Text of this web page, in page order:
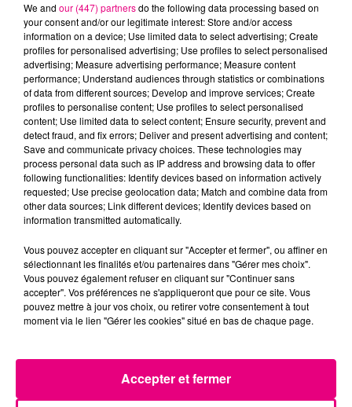
Cancer Lion Vierge
Balance Scorpion Sagittaire
LE TOP
We and our (447) partnersdo the following data processing based on
your consent and/or our legitimate interest: Store and/or access
information on a device; Use limited data to select advertising; Create
profiles for personalised advertising; Use profiles to select personalised
advertising; Measure advertising performance; Measure content
performance; Understand audiences through statistics or combinations
of data from different sources; Develop and improve services; Create
profiles to personalise content; Use profiles to select personalised
content; Use limited data to select content; Ensure security, prevent and
detect fraud, and fix errors; Deliver and present advertising and content;
Save and communicate privacy choices. These technologies may
process personal data such as IP address and browsing data to offer
following functionalities: Identify devices based on information actively
requested; Use precise geolocation data; Match and combine data from
other data sources; Link different devices; Identify devices based on
information transmitted automatically.
Vous pouvez accepter en cliquant sur "Accepter et fermer", ou affiner en
sélectionnant les finalités et/ou partenaires dans "Gérer mes choix".
Vous pouvez également refuser en cliquant sur "Continuer sans
accepter". Vos préférences ne s'appliqueront que pour ce site. Vous
pouvez mettre à jour vos choix, ou retirer votre consentement à tout
moment via le lien "Gérer les cookies" situé en bas de chaque page.
Accepter et fermer